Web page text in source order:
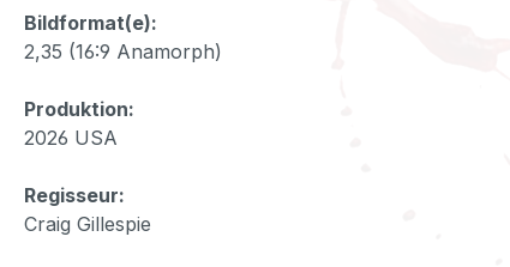
Bildformat(e):
2,35 (16:9 Anamorph)
Produktion:
2026 USA
Regisseur:
Craig Gillespie